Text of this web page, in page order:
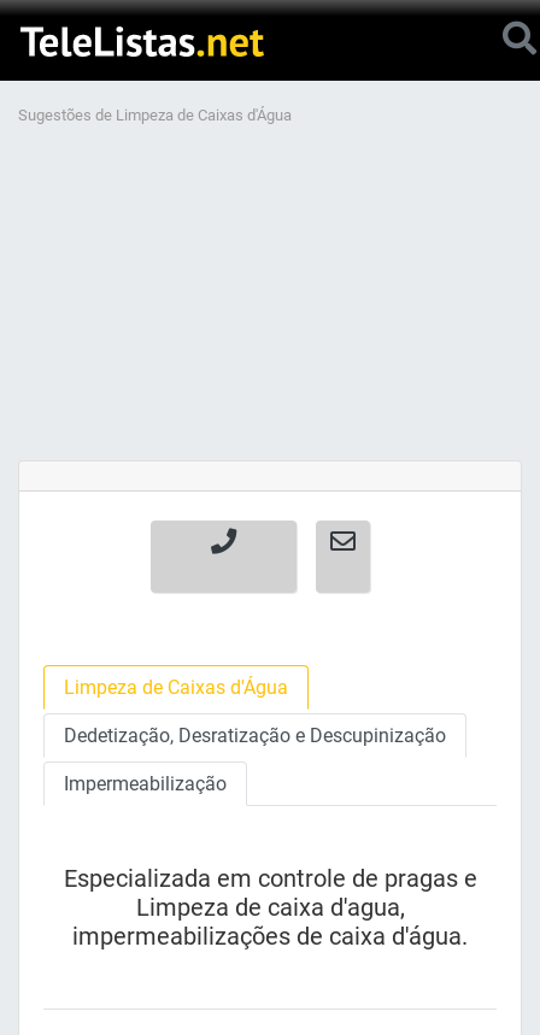
Sugestões de Limpeza de Caixas d'Água
Limpeza de Caixas d'Água
Dedetização, Desratização e Descupinização
Impermeabilização
Especializada em controle de pragas e
Limpeza de caixa d'agua,
impermeabilizações de caixa d'água.